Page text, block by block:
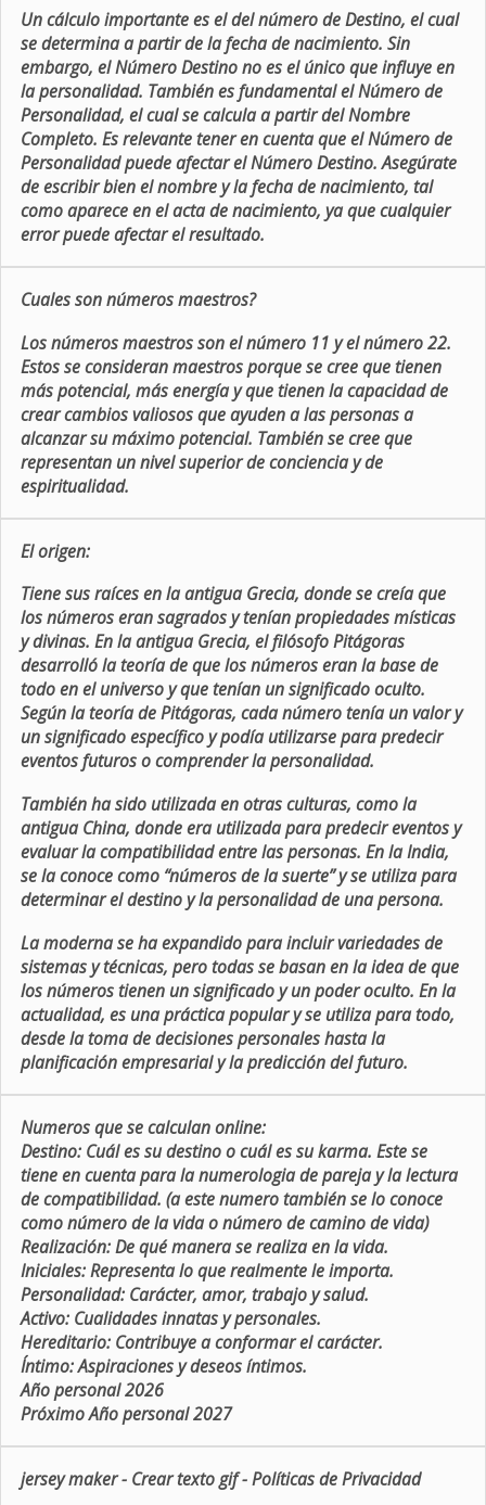
Un cálculo importante es el del número de Destino, el cual
se determina a partir de la fecha de nacimiento. Sin
embargo, el Número Destino no es el único que influye en
la personalidad. También es fundamental el Número de
Personalidad, el cual se calcula a partir del Nombre
Completo. Es relevante tener en cuenta que el Número de
Personalidad puede afectar el Número Destino. Asegúrate
de escribir bien el nombre y la fecha de nacimiento, tal
como aparece en el acta de nacimiento, ya que cualquier
error puede afectar el resultado.
Cuales son números maestros?
Los números maestros son el número 11 y el número 22.
Estos se consideran maestros porque se cree que tienen
más potencial, más energía y que tienen la capacidad de
crear cambios valiosos que ayuden a las personas a
alcanzar su máximo potencial. También se cree que
representan un nivel superior de conciencia y de
espiritualidad.
El origen:
Tiene sus raíces en la antigua Grecia, donde se creía que
los números eran sagrados y tenían propiedades místicas
y divinas. En la antigua Grecia, el filósofo Pitágoras
desarrolló la teoría de que los números eran la base de
todo en el universo y que tenían un significado oculto.
Según la teoría de Pitágoras, cada número tenía un valor y
un significado específico y podía utilizarse para predecir
eventos futuros o comprender la personalidad.
También ha sido utilizada en otras culturas, como la
antigua China, donde era utilizada para predecir eventos y
evaluar la compatibilidad entre las personas. En la India,
se la conoce como “números de la suerte” y se utiliza para
determinar el destino y la personalidad de una persona.
La moderna se ha expandido para incluir variedades de
sistemas y técnicas, pero todas se basan en la idea de que
los números tienen un significado y un poder oculto. En la
actualidad, es una práctica popular y se utiliza para todo,
desde la toma de decisiones personales hasta la
planificación empresarial y la predicción del futuro.
Numeros que se calculan online:
Destino: Cuál es su destino o cuál es su karma. Este se
tiene en cuenta para la numerologia de pareja y la lectura
de compatibilidad. (a este numero también se lo conoce
como número de la vida o número de camino de vida)
Realización:De qué manera se realiza en la vida.
Iniciales:Representa lo que realmente le importa.
Personalidad:Carácter, amor, trabajo y salud.
Activo:Cualidades innatas y personales.
Hereditario:Contribuye a conformar el carácter.
Íntimo:Aspiraciones y deseos íntimos.
Año personal 2026
Próximo Año personal 2027
jersey maker- Crear texto gif-Políticas de Privacidad